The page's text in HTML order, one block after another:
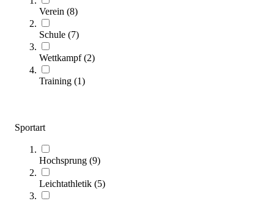
Verein (8)
Schule (7)
Wettkampf(2)
Training (1)
Sportart
Hochsprung (9)
Leichtathletik (5)
Kübler Sport Hochsprungkissen AERO
Zum Produkt
Varianten zur Auswahl
Längere Lieferzeit